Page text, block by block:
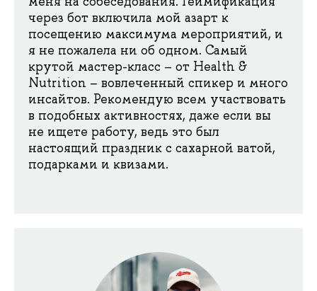
через бот включила мой азарт к
посещению максимума мероприятий, и
я не пожалела ни об одном. Самый
крутой мастер-класс – от Health &
Nutrition – вовлеченный спикер и много
инсайтов. Рекомендую всем участвовать
в подобных активностях, даже если вы
не ищете работу, ведь это был
настоящий праздник с сахарной ватой,
подарками и квизами.